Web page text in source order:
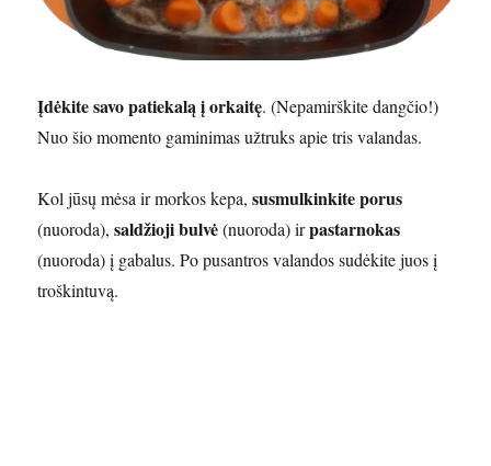
Įdėkite savo patiekalą į orkaitę. (Nepamirškite dangčio!)
Nuo šio momento gaminimas užtruks apie tris valandas.
Kol jūsų mėsa ir morkos kepa,susmulkinkite porus
(nuoroda),saldžioji bulvė(nuoroda) irpastarnokas
(nuoroda) į gabalus. Po pusantros valandos sudėkite juos į
troškintuvą.